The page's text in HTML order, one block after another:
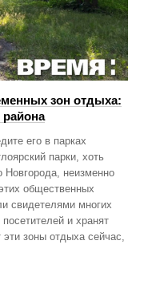
зон отдыха:
района
его в парках
парки, хоть
Новгорода, неизменно
общественных
свидетелями многих
и хранят
зоны отдыха сейчас,